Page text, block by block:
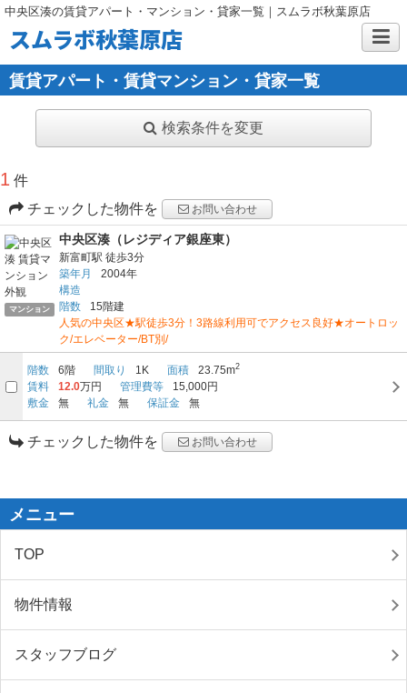
中央区湊の賃貸アパート・マンション・貸家一覧｜スムラボ秋葉原店
スムラボ秋葉原店
賃貸アパート・賃貸マンション・貸家一覧
検索条件を変更
1 件
チェックした物件を
お問い合わせ
マンション
中央区湊（レジディア銀座東）
新富町駅 徒歩3分
築年月
2004年
構造
階数
15階建
人気の中央区★駅徒歩3分！3路線利用可でアクセス良好★オートロッ
ク/エレベーター/BT別/
階数 6階 間取り 1K 面積 23.75m2
賃料 12.0万円 管理費等
15,000円
敷金
無 礼金 無 保証金 無
チェックした物件を お問い合わせ
メニュー
TOP
物件情報
スタッフブログ